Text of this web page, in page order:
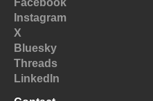
Facebook
Instagram
X
Bluesky
Threads
LinkedIn